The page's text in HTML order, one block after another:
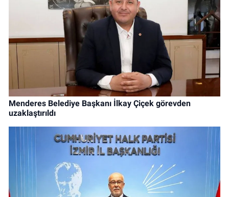
Menderes Belediye Başkanı İlkay Çiçek görevden
uzaklaştırıldı